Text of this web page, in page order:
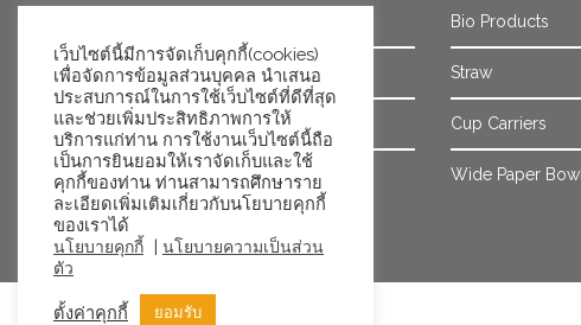
PET Cup
Paper Sleeve
Ice Cream Cup/Tub
Bio Products
Straw
Cup Carriers
Wide Paper Bowl
เว็บไซต์นี้มีการจัดเก็บคุกกี้(cookies)
เพื่อจัดการข้อมูลส่วนบุคคล นำเสนอ
ประสบการณ์ในการใช้เว็บไซต์ที่ดีที่สุด
และช่วยเพิ่มประสิทธิภาพการให้
บริการแก่ท่าน การใช้งานเว็บไซต์นี้ถือ
เป็นการยินยอมให้เราจัดเก็บและใช้
คุกกี้ของท่าน ท่านสามารถศึกษาราย
ละเอียดเพิ่มเติมเกี่ยวกับนโยบายคุกกี้
ของเราได้
นโยบายคุกกี้ | นโยบายความเป็นส่วน
ตัว
ตั้งค่าคุกกี้ ยอมรับ